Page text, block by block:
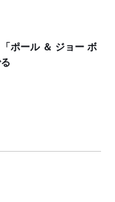
ポール ＆ ジョー ボ